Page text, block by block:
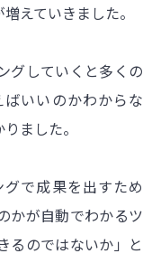
えていきました。
グしていくと多くの
いいのかわからな
ました。
で成果を出すため
かが自動でわかるツ
るのではないか」と